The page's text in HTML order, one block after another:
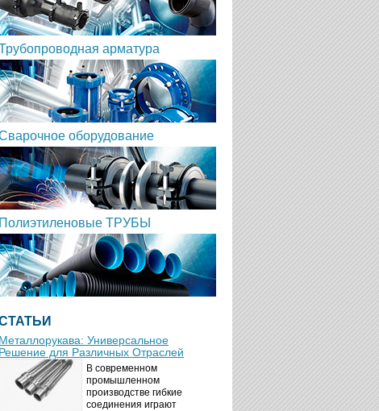
арматура
оборудование
Полиэтиленовые ТРУБЫ
Металлорукава: Универсальное
Решение для Различных Отраслей
В современном
промышленном
производстве гибкие
соединения играют